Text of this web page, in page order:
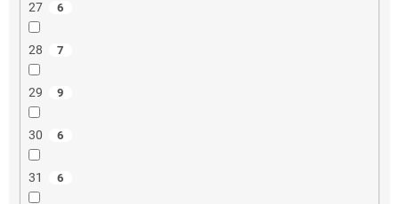
27 6
28 7
29 9
30 6
31 6